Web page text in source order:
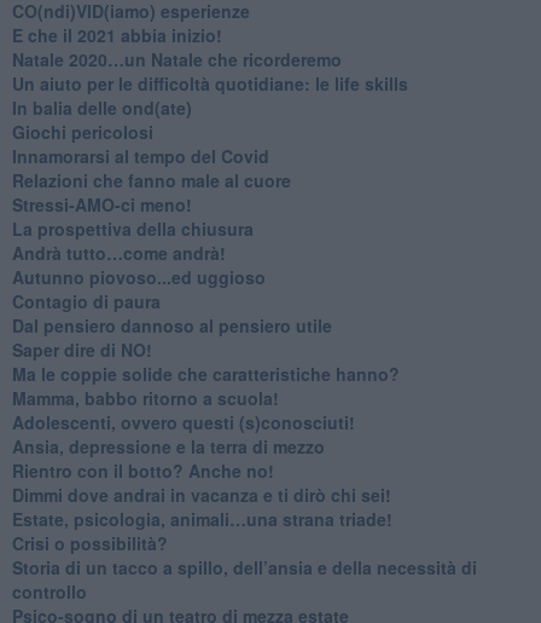
CO(ndi)VID(iamo) esperienze
​E che il 2021 abbia inizio!
​Natale 2020…un Natale che ricorderemo
Un aiuto per le difficoltà quotidiane: le life skills
​In balia delle ond(ate)
Giochi pericolosi
Innamorarsi al tempo del Covid
​Relazioni che fanno male al cuore
​Stressi-AMO-ci meno!
​La prospettiva della chiusura
​Andrà tutto…come andrà!
Autunno piovoso...ed uggioso
​Contagio di paura
​Dal pensiero dannoso al pensiero utile
​Saper dire di NO!
​Ma le coppie solide che caratteristiche hanno?
​Mamma, babbo ritorno a scuola!
Adolescenti, ovvero questi (s)conosciuti!
Ansia, depressione e la terra di mezzo
​Rientro con il botto? Anche no!
Dimmi dove andrai in vacanza e ti dirò chi sei!
​Estate, psicologia, animali…una strana triade!
​Crisi o possibilità?
​Storia di un tacco a spillo, dell’ansia e della necessità di
controllo
​Psico-sogno di un teatro di mezza estate